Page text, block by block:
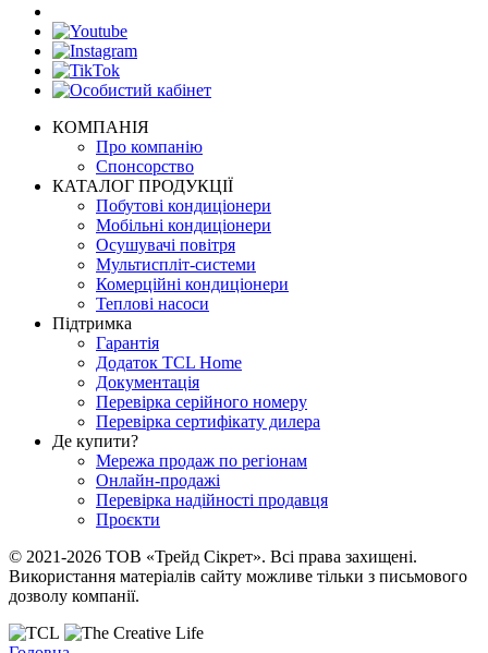
КОМПАНІЯ
Про компанію
Спонсорство
КАТАЛОГ ПРОДУКЦІЇ
Побутові кондиціонери
Мобільні кондиціонери
Осушувачі повітря
Мультиспліт-системи
Комерційні кондиціонери
Теплові насоси
Підтримка
Гарантія
Додаток TCL Home
Документація
Перевірка серійного номеру
Перевірка сертифікату дилера
Де купити?
Мережа продаж по регіонам
Онлайн-продажі
Перевірка надійності продавця
Проєкти
© 2021-2026 ТОВ «Трейд Сікрет». Всі права захищені.
Використання матеріалів сайту можливе тільки з письмового
дозволу компанії.